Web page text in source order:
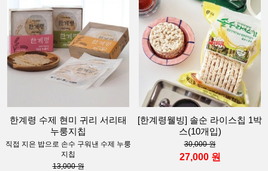
한계령 수제 현미 귀리 서리태
누룽지칩
직접 지은 밥으로 손수 구워낸 수제 누룽
지칩
13,000 원
[한계령웰빙] 솔순 라이스칩 1박
스(10개입)
30,000 원
27,000 원